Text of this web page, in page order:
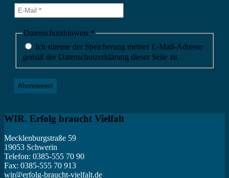
Telefon: 0385-555 70 90
Fax: 0385-555 70 913
Träger:Akademie Schwerin e. V.
Haus für Politik, Wirtschaft und Kultur in Mecklenburg-
Vorpommern
www.akademie-schwerin.de
IMPRESSUM
Soziale Netzwerke
unsere Facebookseite
Instagram